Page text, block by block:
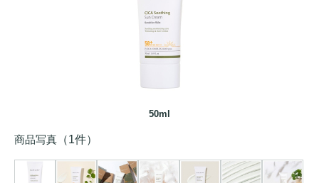
50ml
商品写真 （1件）